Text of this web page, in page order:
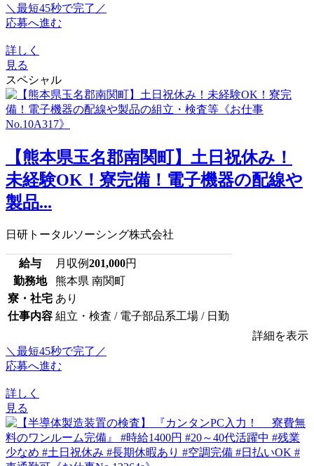
＼最短45秒で完了／
応募へ進む
詳しく
見る
スペシャル
【熊本県玉名郡南関町】土日祝休み！
未経験OK！寮完備！電子機器の配線や
製品...
日研トータルソーシング株式会社
給与 月収例201,000円
勤務地
熊本県 南関町
寮・社宅 あり
仕事内容 組立・検査 / 電子部品系工場 / 日勤
詳細を表示
＼最短45秒で完了／
応募へ進む
詳しく
見る